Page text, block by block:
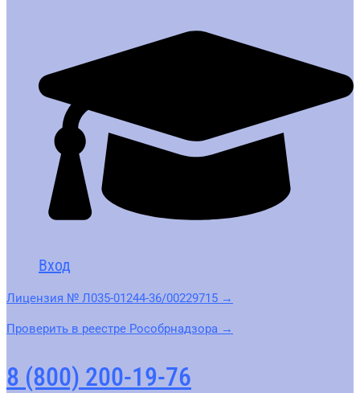
Вход
Лицензия № Л035-01244-36/00229715 →
Проверить в реестре Рособрнадзора →
8 (800) 200-19-76